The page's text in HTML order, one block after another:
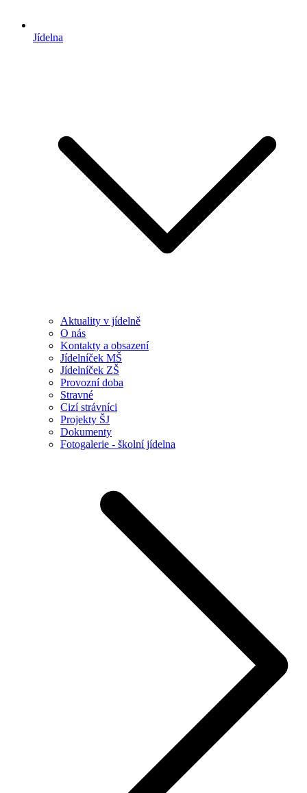
Jídelna
Aktuality v jídelně
O nás
Kontakty a obsazení
Jídelníček MŠ
Jídelníček ZŠ
Provozní doba
Stravné
Cizí strávníci
Projekty ŠJ
Dokumenty
Fotogalerie - školní jídelna